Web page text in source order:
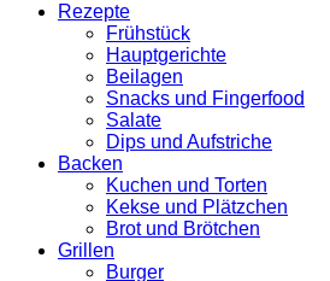
Rezepte
Frühstück
Hauptgerichte
Beilagen
Snacks und Fingerfood
Salate
Dips und Aufstriche
Backen
Kuchen und Torten
Kekse und Plätzchen
Brot und Brötchen
Grillen
Burger